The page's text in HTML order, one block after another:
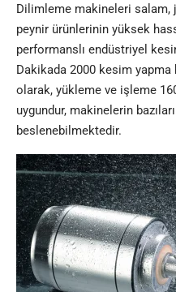
Dilimleme makineleri
peynir ürünlerinin yüksek
performanslı endüstriyel
Dakikada 2000 kesim yapma
olarak, yükleme ve işleme
uygundur, makinelerin
beslenebilmektedir.